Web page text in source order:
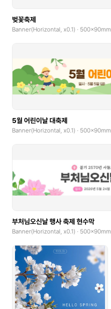
벚꽃축제
Banner(Horizontal, x0.1) · 500x90mm
5월 어린이날 대축제
Banner(Horizontal, x0.1) · 500x90mm
부처님오신날 행사 축제 현수막
Banner(Horizontal, x0.1) · 500x90mm